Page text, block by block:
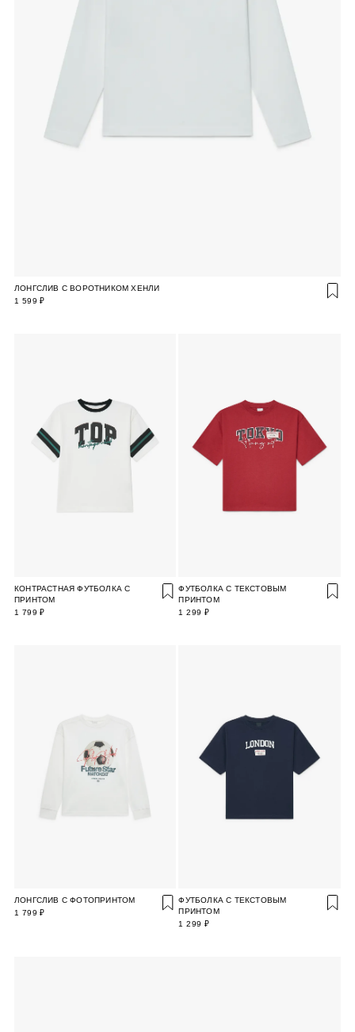
ЛОНГСЛИВ С ВОРОТНИКОМ ХЕНЛИ
1 599 ₽
КОНТРАСТНАЯ ФУТБОЛКА С
ПРИНТОМ
1 799 ₽
ФУТБОЛКА С ТЕКСТОВЫМ
ПРИНТОМ
1 299 ₽
ЛОНГСЛИВ С ФОТОПРИНТОМ
1 799 ₽
ФУТБОЛКА С ТЕКСТОВЫМ
ПРИНТОМ
1 299 ₽